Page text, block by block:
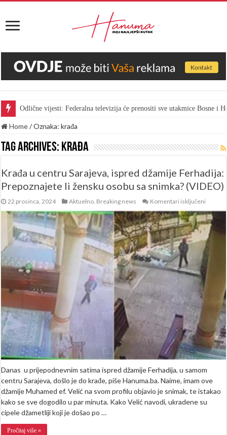
Odlične vijesti: Federalna televizija će prenositi sve utakmice Bosne i
Home/Oznaka:krađa
Tag Archives: krađa
Krađa u centru Sarajeva, ispred džamije Ferhadija:
Prepoznajete li žensku osobu sa snimka? (VIDEO)
22 prosinca, 2024 Aktuelno Breaking news Komentari isključeni
u
centru
ispred
džamije
li
žensku
osobu
(VIDEO)
Danas u prijepodnevnim satima ispred džamije Ferhadija, u samom
centru Sarajeva, došlo je do krađe, piše Hanuma.ba. Naime, imam ove
džamije Muhamed ef. Velić na svom profilu objavio je snimak, te istakao
kako se sve dogodilo u par minuta. Kako Velić navodi, ukradene su
cipele džametliji koji je došao po …
Pročitaj više »